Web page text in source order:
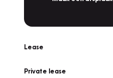
Lease
Private lease